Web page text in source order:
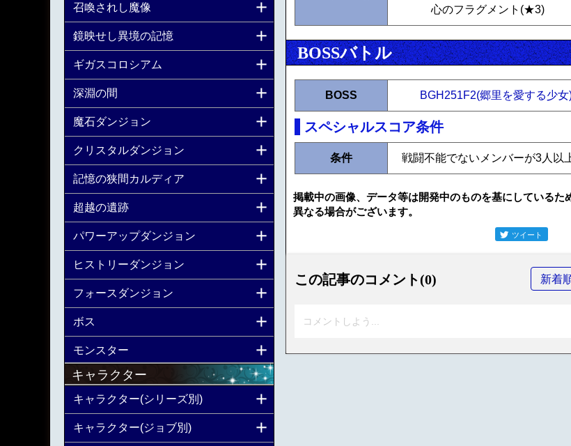
心のフラグメント(★3)
BOSSバトル
BOSS BGH251F2(郷里を愛する少
スペシャルスコア条件
条件 戦闘不能でないメンバーが3人以
掲載中の画像、データ等は開発中のものを基にしているた
異なる場合がございます。
ツイート
この記事のコメント(0) 新着
コメントしよう...
召喚されし魔像
鏡映せし異境の記憶
ギガスコロシアム
深淵の間
魔石ダンジョン
クリスタルダンジョン
記憶の狭間カルディア
超越の遺跡
パワーアップダンジョン
ヒストリーダンジョン
フォースダンジョン
ボス
モンスター
キャラクター
キャラクター(シリーズ別)
キャラクター(ジョブ別)